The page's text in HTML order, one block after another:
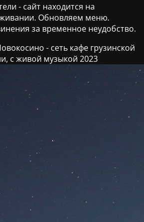
- сайт находится на
Обновляем меню.
за временное неудобство.
- сеть кафе грузинской
с живой музыкой 2023